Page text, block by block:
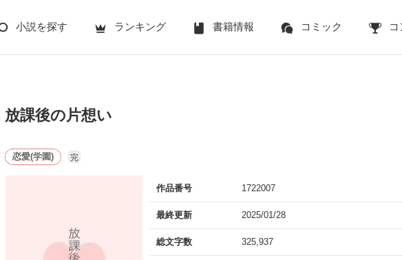
小説を探す ランキング 書籍情報 コミック
放課後の片想い
恋愛(学園) 完
作品番号 1722007
最終更新 2025/01/28
総文字数 325,937